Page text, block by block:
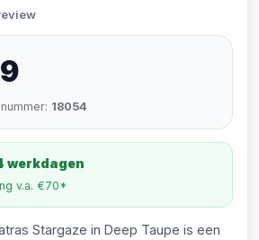
18054
werkdagen
v.a. €70*
Stargaze in Deep Taupe is een